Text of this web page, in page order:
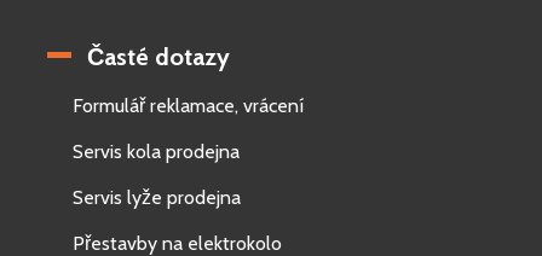
Časté dotazy
Formulář reklamace, vrácení
Servis kola prodejna
Servis lyže prodejna
Přestavby na elektrokolo